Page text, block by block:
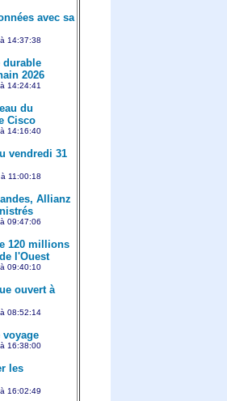
avec sa
14:37:38
durable
2026
14:24:41
du
Cisco
14:16:40
vendredi 31
11:00:18
Allianz
09:47:06
120 millions
l'Ouest
09:40:10
ouvert à
08:52:14
voyage
16:38:00
les
16:02:49